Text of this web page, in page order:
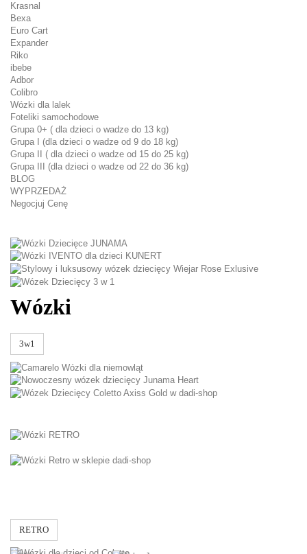
Krasnal
Bexa
Euro Cart
Expander
Riko
ibebe
Adbor
Colibro
Wózki dla lalek
Foteliki samochodowe
Grupa 0+ ( dla dzieci o wadze do 13 kg)
Grupa I (dla dzieci o wadze od 9 do 18 kg)
Grupa II ( dla dzieci o wadze od 15 do 25 kg)
Grupa III (dla dzieci o wadze od 22 do 36 kg)
BLOG
WYPRZEDAŻ
Negocjuj Cenę
Wózki
3w1
COLETTO
RETRO